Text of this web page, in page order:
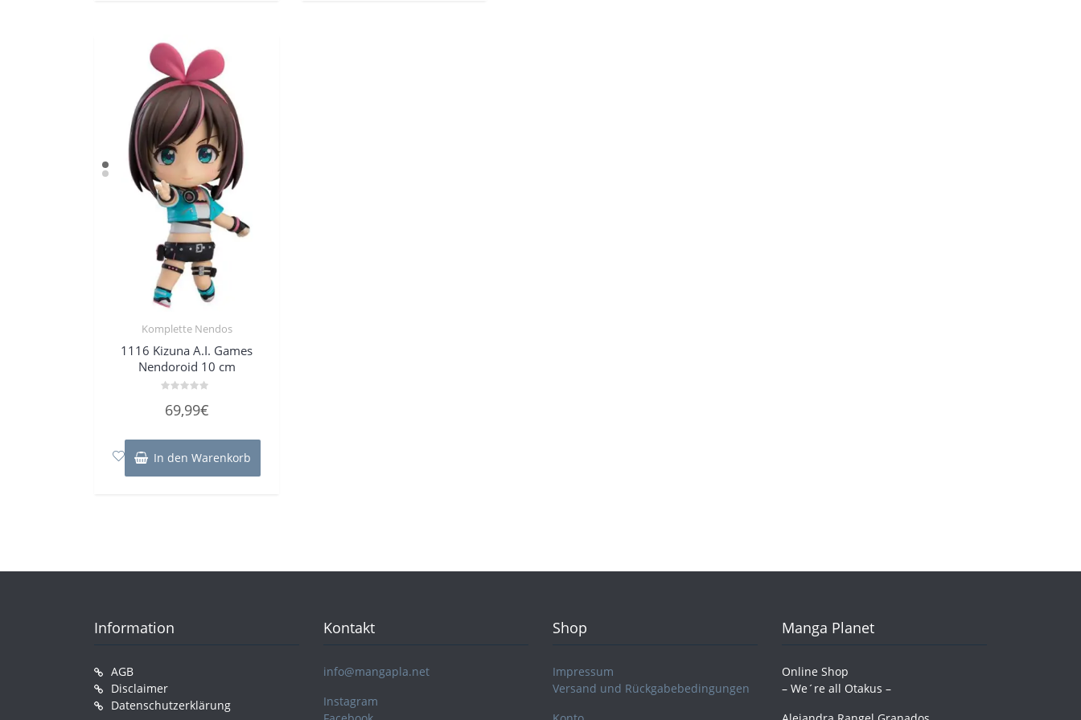
Komplette Nendos
1116 Kizuna A.I. Games
Nendoroid 10 cm
mit
5
69,99€
In den Warenkorb
Information
AGB
Disclaimer
Datenschutzerklärung
Kontakt
info@mangapla.net
Instagram
Shop
Impressum
Versand und Rückgabebedingungen
Manga Planet
Online Shop
– We´re all Otakus –